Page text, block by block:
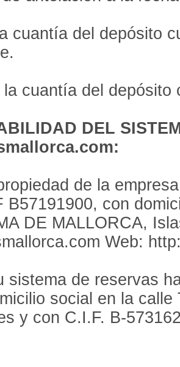
cuantía del depósito
la cuantía del depósito
DEL
de la
B57191900, con
DE MALLORCA,
Web:
sistema de reservas
social en la calle
y con C.I.F. B-